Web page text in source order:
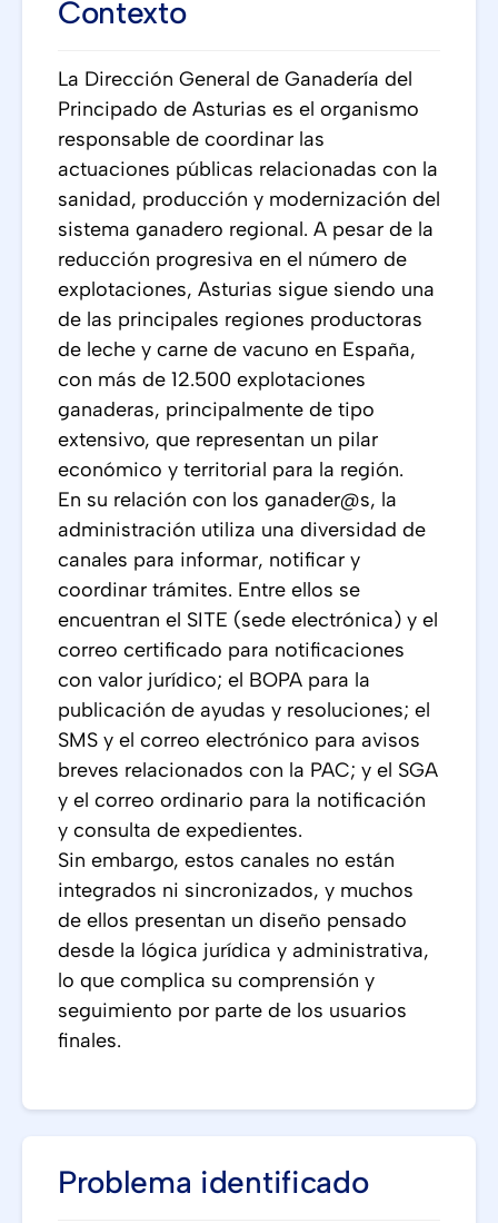
Contexto
La Dirección General de Ganadería del
Principado de Asturias es el organismo
responsable de coordinar las
actuaciones públicas relacionadas con la
sanidad, producción y modernización del
sistema ganadero regional. A pesar de la
reducción progresiva en el número de
explotaciones, Asturias sigue siendo una
de las principales regiones productoras
de leche y carne de vacuno en España,
con más de 12.500 explotaciones
ganaderas, principalmente de tipo
extensivo, que representan un pilar
económico y territorial para la región.
En su relación con los ganader@s, la
administración utiliza una diversidad de
canales para informar, notificar y
coordinar trámites. Entre ellos se
encuentran el SITE (sede electrónica) y el
correo certificado para notificaciones
con valor jurídico; el BOPA para la
publicación de ayudas y resoluciones; el
SMS y el correo electrónico para avisos
breves relacionados con la PAC; y el SGA
y el correo ordinario para la notificación
y consulta de expedientes.
Sin embargo, estos canales no están
integrados ni sincronizados, y muchos
de ellos presentan un diseño pensado
desde la lógica jurídica y administrativa,
lo que complica su comprensión y
seguimiento por parte de los usuarios
finales.
Problema identificado